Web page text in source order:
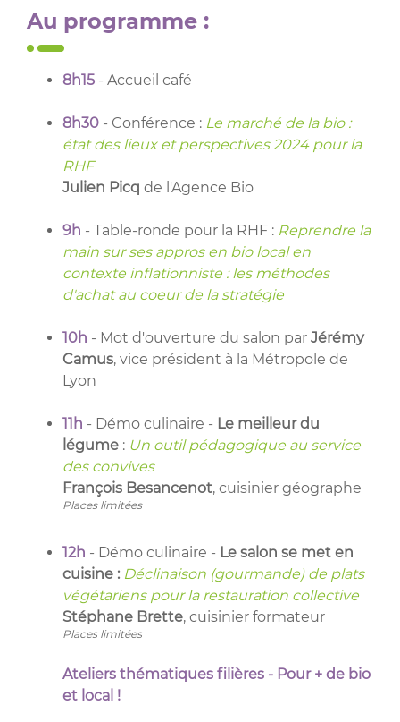
Au programme :
8h15 - Accueil café
8h30 - Conférence : Le marché de la bio :
état des lieux et perspectives 2024 pour la
RHF
Julien Picq de l'Agence Bio
9h - Table-ronde pour la RHF : Reprendre la
main sur ses appros en bio local en
contexte inflationniste : les méthodes
d'achat au coeur de la stratégie
10h - Mot d'ouverture du salon par Jérémy
Camus, vice président à la Métropole de
Lyon
11h - Démo culinaire - Le meilleur du
légume : Un outil pédagogique au service
des convives
François Besancenot, cuisinier géographe
Places limitées
12h - Démo culinaire - Le salon se met en
cuisine : Déclinaison (gourmande) de plats
végétariens pour la restauration collective
Stéphane Brette, cuisinier formateur
Places limitées
Ateliers thématiques filières - Pour + de bio
et local !